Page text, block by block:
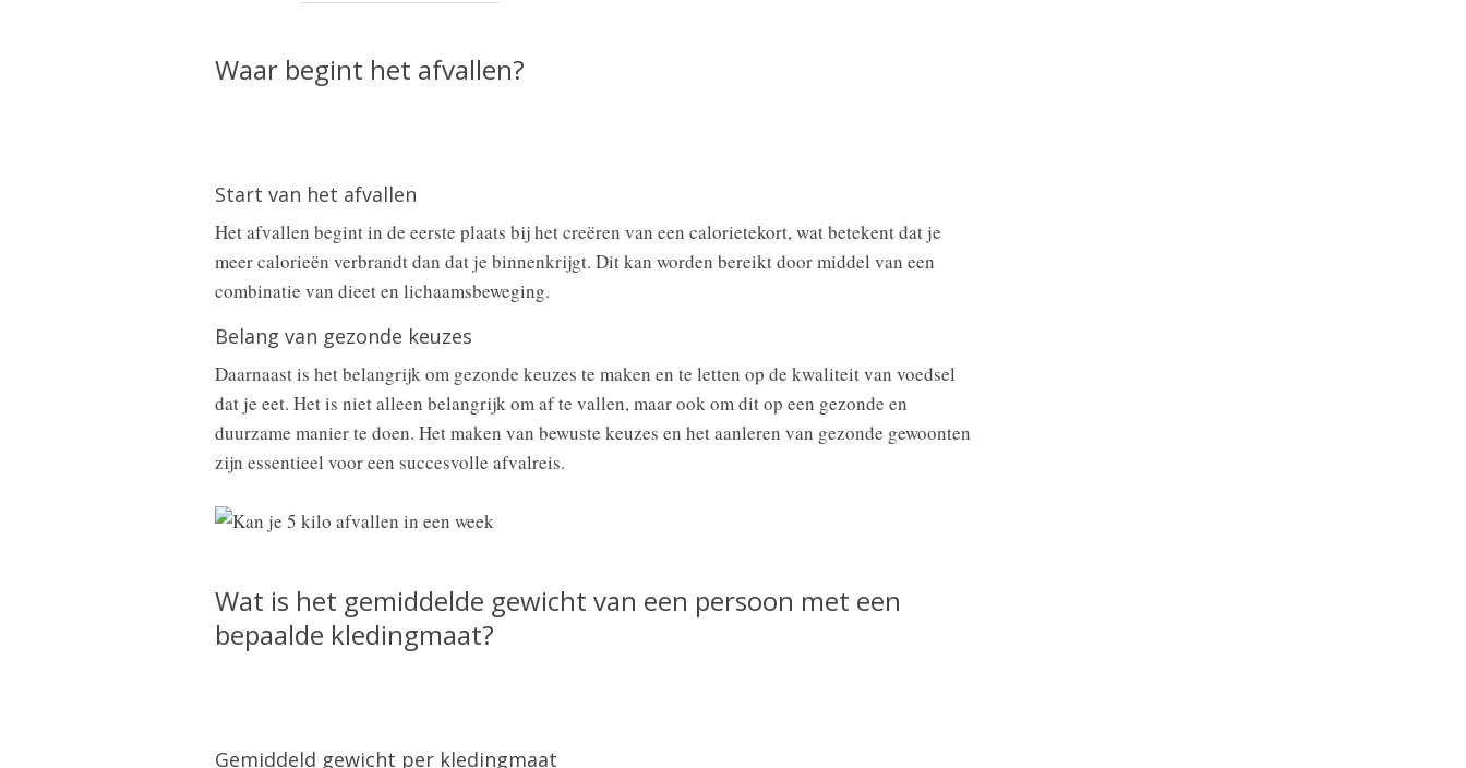
Waar begint het afvallen?
Start van het afvallen
Het afvallen begint in de eerste plaats bij het creëren van een calorietekort, wat betekent dat je
meer calorieën verbrandt dan dat je binnenkrijgt. Dit kan worden bereikt door middel van een
combinatie van dieet en lichaamsbeweging.
Belang van gezonde keuzes
Daarnaast is het belangrijk om gezonde keuzes te maken en te letten op de kwaliteit van voedsel
dat je eet. Het is niet alleen belangrijk om af te vallen, maar ook om dit op een gezonde en
duurzame manier te doen. Het maken van bewuste keuzes en het aanleren van gezonde gewoonten
zijn essentieel voor een succesvolle afvalreis.
Wat is het gemiddelde gewicht van een persoon met een
bepaalde kledingmaat?
Gemiddeld gewicht per kledingmaat